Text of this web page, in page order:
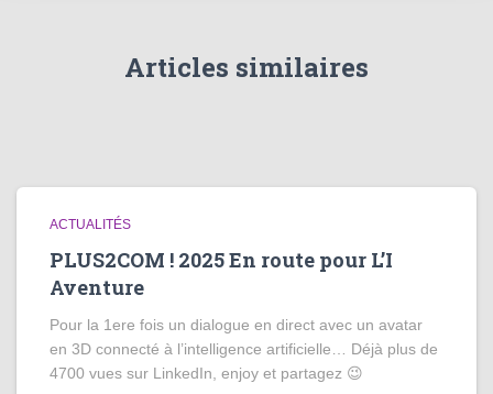
Articles similaires
ACTUALITÉS
PLUS2COM ! 2025 En route pour L’I
Aventure
Pour la 1ere fois un dialogue en direct avec un avatar
en 3D connecté à l’intelligence artificielle… Déjà plus de
4700 vues sur LinkedIn, enjoy et partagez 😉